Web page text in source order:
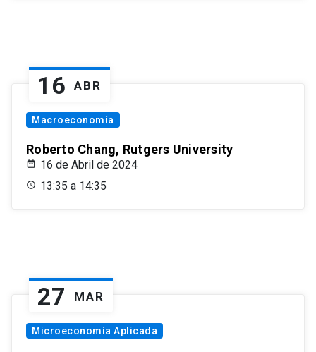
16 ABR
Macroeconomía
Roberto Chang, Rutgers University
16 de Abril de 2024
13:35 a 14:35
27 MAR
Microeconomía Aplicada